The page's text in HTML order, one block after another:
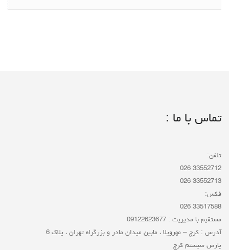
تماس با ما :
تلفن:
33552712 026
33552713 026
فکس:
33517588 026
مستقیم با مدیریت : 09122623677
آدرس : کرج – مهرویلا ، مابین میدان مادر و بزرگراه تهران ، پلاک 6
پارس سیستم کرج